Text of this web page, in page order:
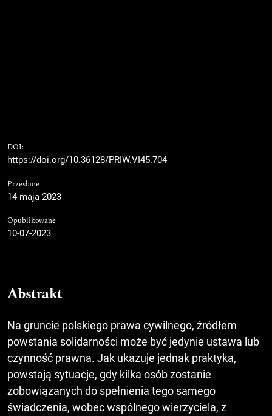
DOI:
https://doi.org/10.36128/PRIW.VI45.704
Przesłane
14 maja 2023
Opublikowane
10-07-2023
Abstrakt
Na gruncie polskiego prawa cywilnego, źródłem
powstania solidarności może być jedynie ustawa lub
czynność prawna. Jak ukazuje jednak praktyka,
powstają sytuacje, gdy kilka osób zostanie
zobowiązanych do spełnienia tego samego
świadczenia, wobec wspólnego wierzyciela, z